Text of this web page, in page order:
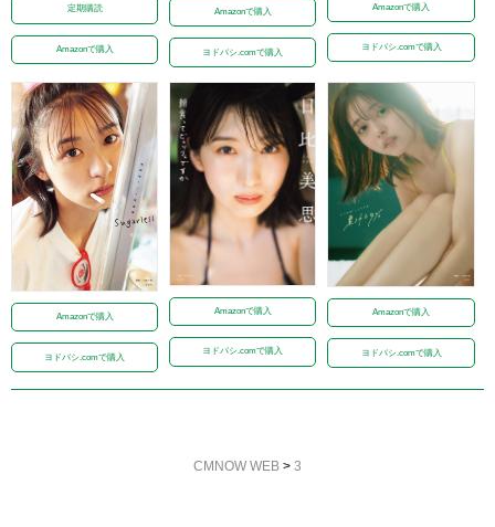
定期購読
Amazonで購入
Amazonで購入
ヨドバシ.comで購入
Amazonで購入
ヨドバシ.comで購入
Amazonで購入
ヨドバシ.comで購入
Amazonで購入
ヨドバシ.comで購入
Amazonで購入
ヨドバシ.comで購入
CMNOW WEB > 3